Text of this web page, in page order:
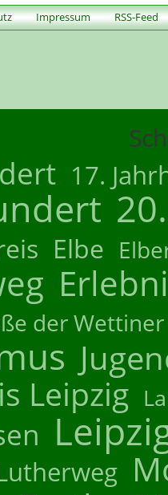
Impressum RSS-Feed
17.
Elbe
der Wettiner
Leipzig